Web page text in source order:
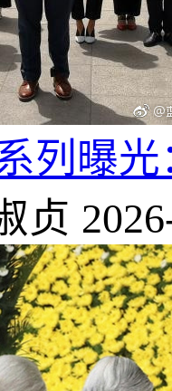
列曝
贞